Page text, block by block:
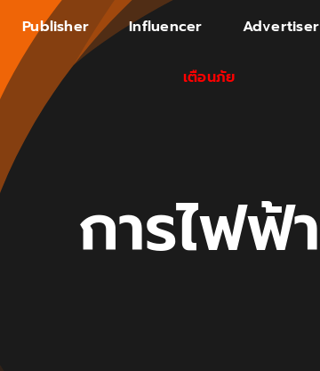
Publisher Influencer Advertiser
เตือนภัย
การไฟฟ้า